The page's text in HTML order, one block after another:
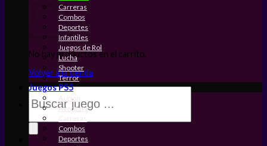
No hay productos en el carrito.
Volver a la tienda
Búsqueda
de
productos
Carreras
Combos
Deportes
Infantiles
Juegos de Rol
Lucha
Shooter
Terror
Juegos PS5
Accion
Aventura
Carreras
Combos
Deportes